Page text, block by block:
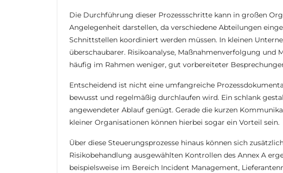
Die Durchführung dieser Prozessschritte kann in großen
Angelegenheit darstellen, da verschiedene Abteilungen
Schnittstellen koordiniert werden müssen. In kleinen
überschaubarer. Risikoanalyse, Maßnahmenverfolgung und
häufig im Rahmen weniger, gut vorbereiteter
Entscheidend ist nicht eine umfangreiche
bewusst und regelmäßig durchlaufen wird. Ein schlank
angewendeter Ablauf genügt. Gerade die kurzen
kleiner Organisationen können hierbei sogar ein Vorteil sein.
Über diese Steuerungsprozesse hinaus können sich
Risikobehandlung ausgewählten Kontrollen des Annex A
beispielsweise im Bereich Incident Management,